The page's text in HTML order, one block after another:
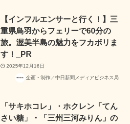
【インフルエンサーと行く！】三
重県鳥羽からフェリーで60分の
旅。渥美半島の魅力をフカボリま
す！_PR
2025年12月16日
企画・制作／中日新聞メディアビジネス局
「サキホコレ」・ホクレン「てん
さい糖」・「三州三河みりん」の